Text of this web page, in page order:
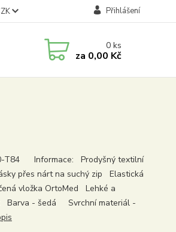
Přihlášení
0ks
za 0,00 Kč
T84 Informace: Prodyšný textilní
přes nárt na suchý zip Elastická
vložka OrtoMed Lehké a
- šedá Svrchní materiál -